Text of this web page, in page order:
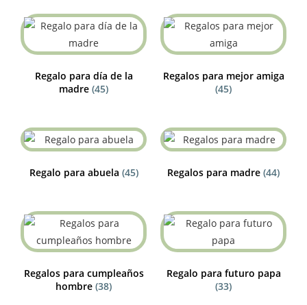
Regalo para día de la
madre (45)
Regalos para mejor amiga
(45)
Regalo para abuela (45) Regalos para madre (44)
Regalos para cumpleaños
hombre (38)
Regalo para futuro papa
(33)